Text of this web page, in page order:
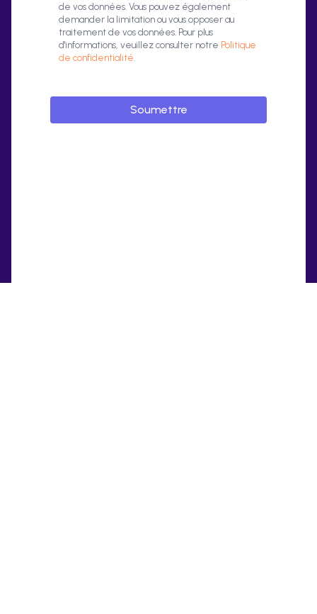
de vos données. Vous pouvez également
demander la limitation ou vous opposer au
traitement de vos données. Pour plus
d'informations, veuillez consulter notre Politique
de confidentialité